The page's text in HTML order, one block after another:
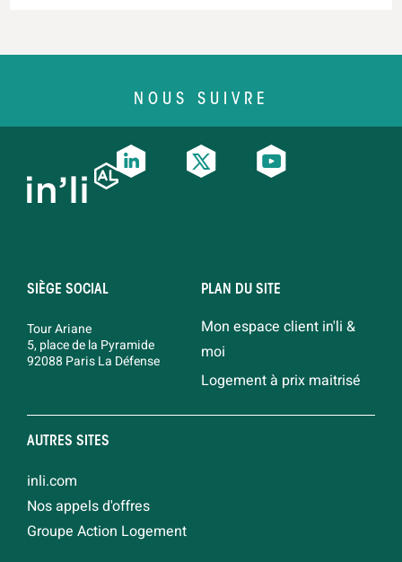
NOUS SUIVRE
SIÈGE SOCIAL
Tour Ariane
5, place de la Pyramide
92088 Paris La Défense
PLAN DU SITE
Mon espace client in'li &
moi
Logement à prix maitrisé
AUTRES SITES
inli.com
Nos appels d'offres
Groupe Action Logement